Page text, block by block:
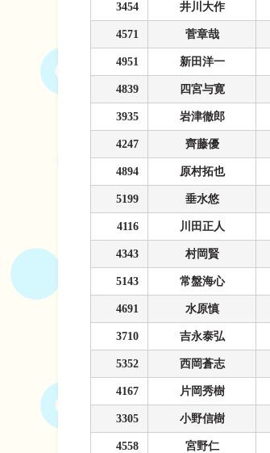
3454 井川大作
4571 菅章哉
4951 新田洋一
4839 四宮与寛
3935 岩津徹郎
4247 齊藤優
4894 原村拓也
5199 垂水悠
4116 川田正人
4343 村岡賢
5143 常盤海心
4691 水原慎
3710 吉永泰弘
5352 西岡蒼志
4167 片岡秀樹
3305 小野信樹
4558 宮野仁